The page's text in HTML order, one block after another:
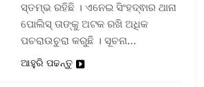
ସ୍ତମ୍ଭ ରହିଛି । ଏନେଇ ସିଂହଦ୍ଵାର ଥାନା
ପୋଲିସ୍ ତାଙ୍କୁ ଅଟକ ରଖି ଅଧିକ
ପଚରାଉଚୁରା କରୁଛି । ସୂଚନା…
ଆହୁରି ପଢନ୍ତୁ